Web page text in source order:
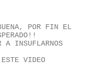
POR FIN EL
A INSUFLARNOS
ESTE VIDEO